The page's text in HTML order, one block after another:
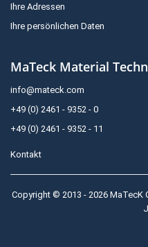
Ihre Adressen
Ihre persönlichen Daten
MaTeck Material
info@mateck.com
+49 (0) 2461 - 9352 - 0
+49 (0) 2461 - 9352 - 11
Kontakt
Copyright © 2013 - 2026 MaTecK